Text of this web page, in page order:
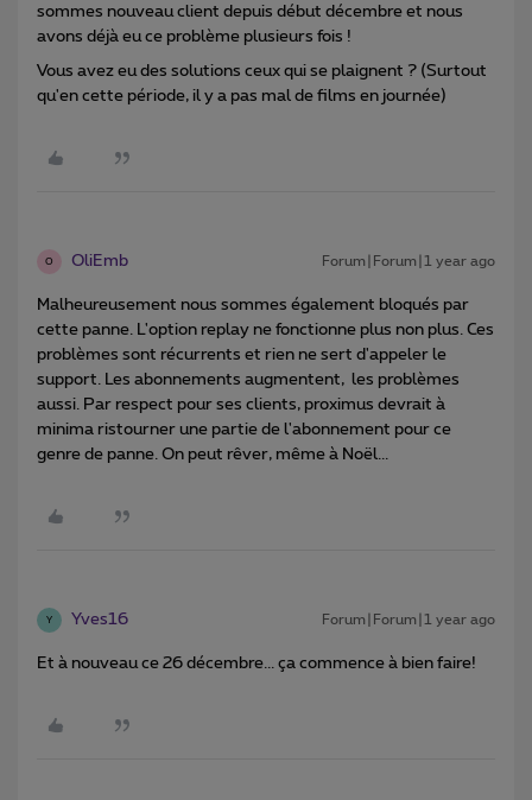
sommes nouveau client depuis début décembre et nous
avons déjà eu ce problème plusieurs fois !
Vous avez eu des solutions ceux qui se plaignent ? (Surtout
qu'en cette période, il y a pas mal de films en journée)
O OliEmb Forum|Forum|1 year ago
Malheureusement nous sommes également bloqués par
cette panne. L'option replay ne fonctionne plus non plus. Ces
problèmes sont récurrents et rien ne sert d'appeler le
support. Les abonnements augmentent, les problèmes
aussi. Par respect pour ses clients, proximus devrait à
minima ristourner une partie de l'abonnement pour ce
genre de panne. On peut rêver, même à Noël...
Y Yves16 Forum|Forum|1 year ago
Et à nouveau ce 26 décembre... ça commence à bien faire!